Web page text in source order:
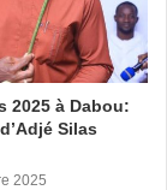
2025 à Dabou:
Silas
2025